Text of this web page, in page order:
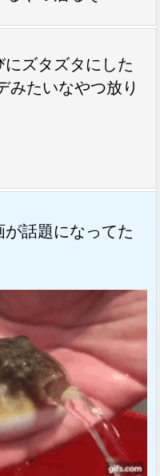
ズタズタにした
みたいなやつ放り
話題になってた